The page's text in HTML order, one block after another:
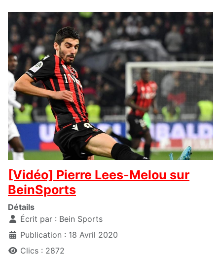
[Vidéo] Pierre Lees-Melou sur
BeinSports
Détails
Écrit par : Bein Sports
Publication : 18 Avril 2020
Clics : 2872